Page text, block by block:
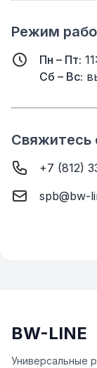
Режим
Пн – Пт:
Сб – Вс:
Свяжитесь
+7 (812)
spb@bw-
BW-LINE
Универсальные